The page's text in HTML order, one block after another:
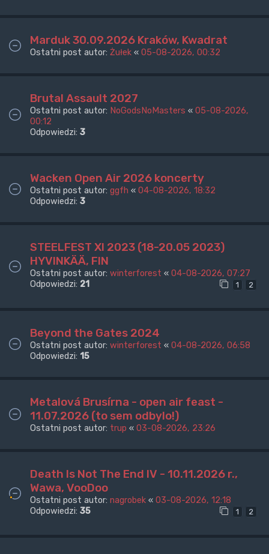
Marduk 30.09.2026 Kraków, Kwadrat
Ostatni post autor: Żułek « 05-08-2026, 00:32
Brutal Assault 2027
Ostatni post autor: NoGodsNoMasters « 05-08-2026,
00:12
Odpowiedzi: 3
Wacken Open Air 2026 koncerty
Ostatni post autor: ggfh « 04-08-2026, 18:32
Odpowiedzi: 3
STEELFEST XI 2023 (18-20.05 2023)
HYVINKÄÄ, FIN
Ostatni post autor: winterforest « 04-08-2026, 07:27
Odpowiedzi: 21 1 2
Beyond the Gates 2024
Ostatni post autor: winterforest « 04-08-2026, 06:58
Odpowiedzi: 15
Metalová Brusírna - open air feast -
11.07.2026 (to sem odbylo!)
Ostatni post autor: trup « 03-08-2026, 23:26
Death Is Not The End IV - 10.11.2026 r.,
Wawa, VooDoo
Ostatni post autor: nagrobek « 03-08-2026, 12:18
Odpowiedzi: 35 1 2